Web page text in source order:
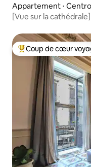
Appartement ⋅
[Vue sur la
Coups de cœur
Coup de cœur